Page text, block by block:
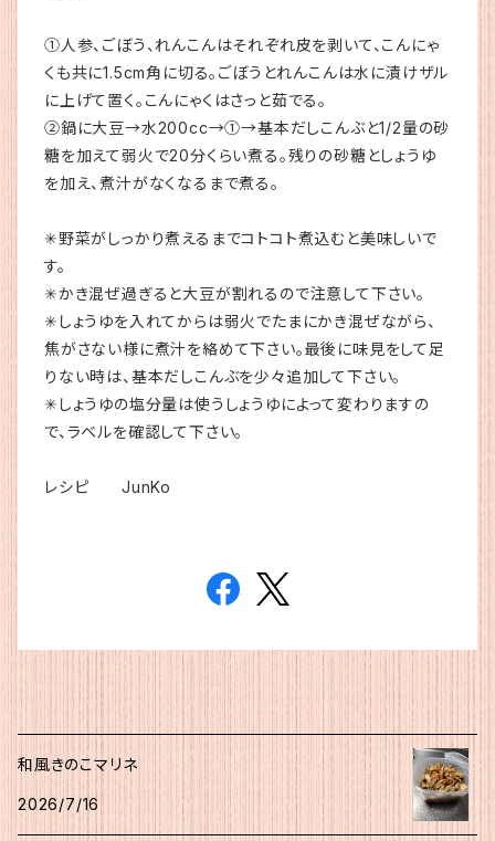
①人参、ごぼう、れんこんはそれぞれ皮を剥いて、こんにゃ
くも共に1.5cm角に切る。ごぼうとれんこんは水に漬けザル
に上げて置く。こんにゃくはさっと茹でる。
②鍋に大豆→水200cc→①→基本だしこんぶと1/2量の砂
糖を加えて弱火で20分くらい煮る。残りの砂糖としょうゆ
を加え、煮汁がなくなるまで煮る。
✳︎野菜がしっかり煮えるまでコトコト煮込むと美味しいで
す。
✳︎かき混ぜ過ぎると大豆が割れるので注意して下さい。
✳︎しょうゆを入れてからは弱火でたまにかき混ぜながら、
焦がさない様に煮汁を絡めて下さい。最後に味見をして足
りない時は、基本だしこんぶを少々追加して下さい。
✳︎しょうゆの塩分量は使うしょうゆによって変わりますの
で、ラベルを確認して下さい。
レシピ JunKo
和風きのこマリネ
2026/7/16